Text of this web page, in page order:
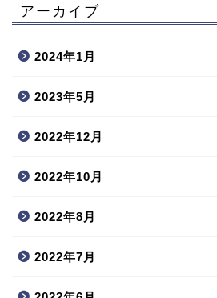
アーカイブ
2024年1月
2023年5月
2022年12月
2022年10月
2022年8月
2022年7月